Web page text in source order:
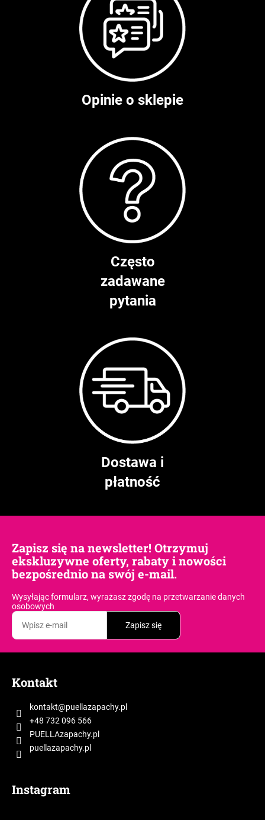
Opinie o sklepie
Często
zadawane
pytania
Dostawa i
płatność
Zapisz się na newsletter! Otrzymuj
ekskluzywne oferty, rabaty i nowości
bezpośrednio na swój e-mail.
Wysyłając formularz, wyrażasz zgodę na przetwarzanie danych
osobowych
Zapisz się
Kontakt
kontakt@puellazapachy.pl
+48 732 096 566
PUELLAzapachy.pl
puellazapachy.pl
Instagram